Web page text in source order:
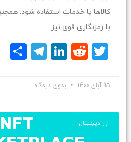
کالاها یا خدمات استفاده شود.
با رمزنگاری قوی نیز
Twitter
Reddit
LinkedIn
15 آبان 1400 بدون دیدگاه
ارز دیجیتال